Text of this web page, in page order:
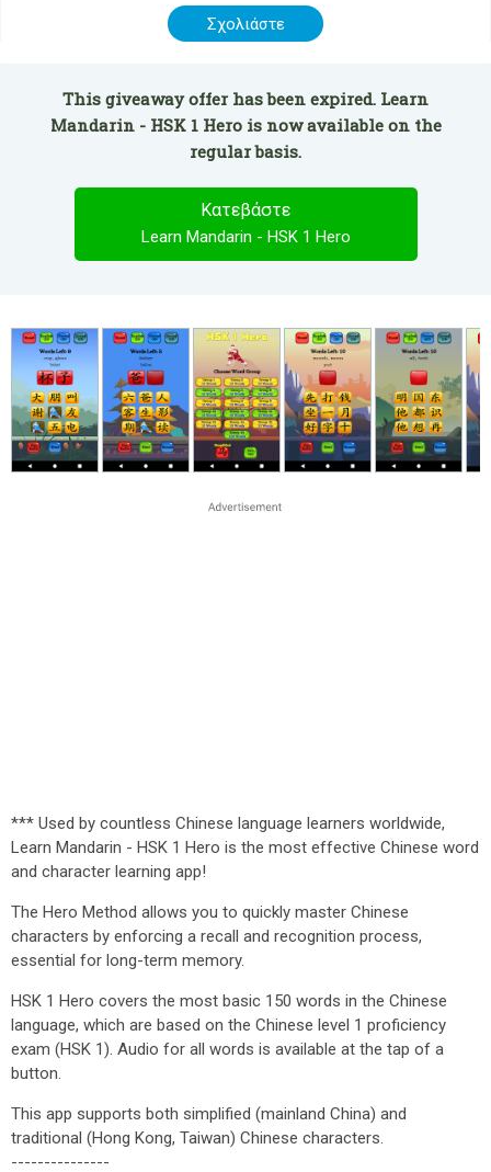
Σχολιάστε
This giveaway offer has been expired. Learn
Mandarin - HSK 1 Hero is now available on the
regular basis.
Κατεβάστε
Learn Mandarin - HSK 1 Hero
*** Used by countless Chinese language learners worldwide,
Learn Mandarin - HSK 1 Hero is the most effective Chinese word
and character learning app!
The Hero Method allows you to quickly master Chinese
characters by enforcing a recall and recognition process,
essential for long-term memory.
HSK 1 Hero covers the most basic 150 words in the Chinese
language, which are based on the Chinese level 1 proficiency
exam (HSK 1). Audio for all words is available at the tap of a
button.
This app supports both simplified (mainland China) and
traditional (Hong Kong, Taiwan) Chinese characters.
---------------